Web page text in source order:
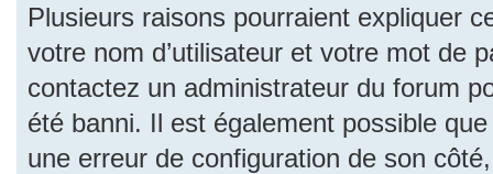
Plusieurs raisons pourraient expliquer
votre nom d’utilisateur et votre mot de
contactez un administrateur du forum
été banni. Il est également possible
une erreur de configuration de son